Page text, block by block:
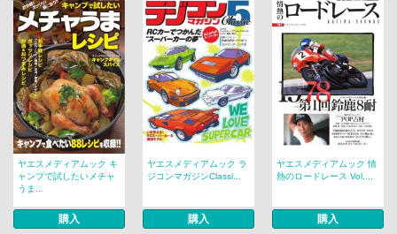
ヤエスメディアムック キ
ャンプで試したいメチャ
うま...
購入
ヤエスメディアムック ラ
ジコンマガジンClassi...
購入
ヤエスメディアムック 情
熱のロードレース Vol....
購入